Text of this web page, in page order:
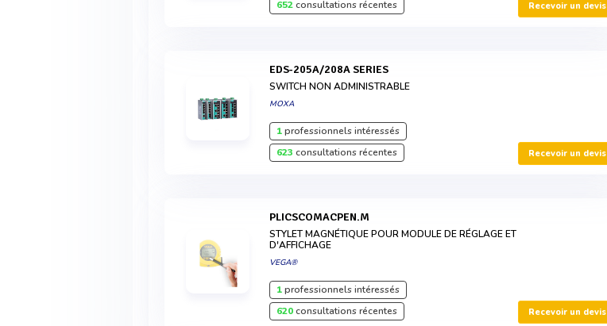
652consultations récentes Recevoir un devis
EDS-205A/208A SERIES
SWITCH NON ADMINISTRABLE
MOXA
1professionnels intéressés
623 consultations récentes Recevoir un devis
PLICSCOMACPEN.M
STYLET MAGNÉTIQUE POUR MODULE DE RÉGLAGE ET
D'AFFICHAGE
VEGA®
1professionnels intéressés
620consultations récentes Recevoir un devis